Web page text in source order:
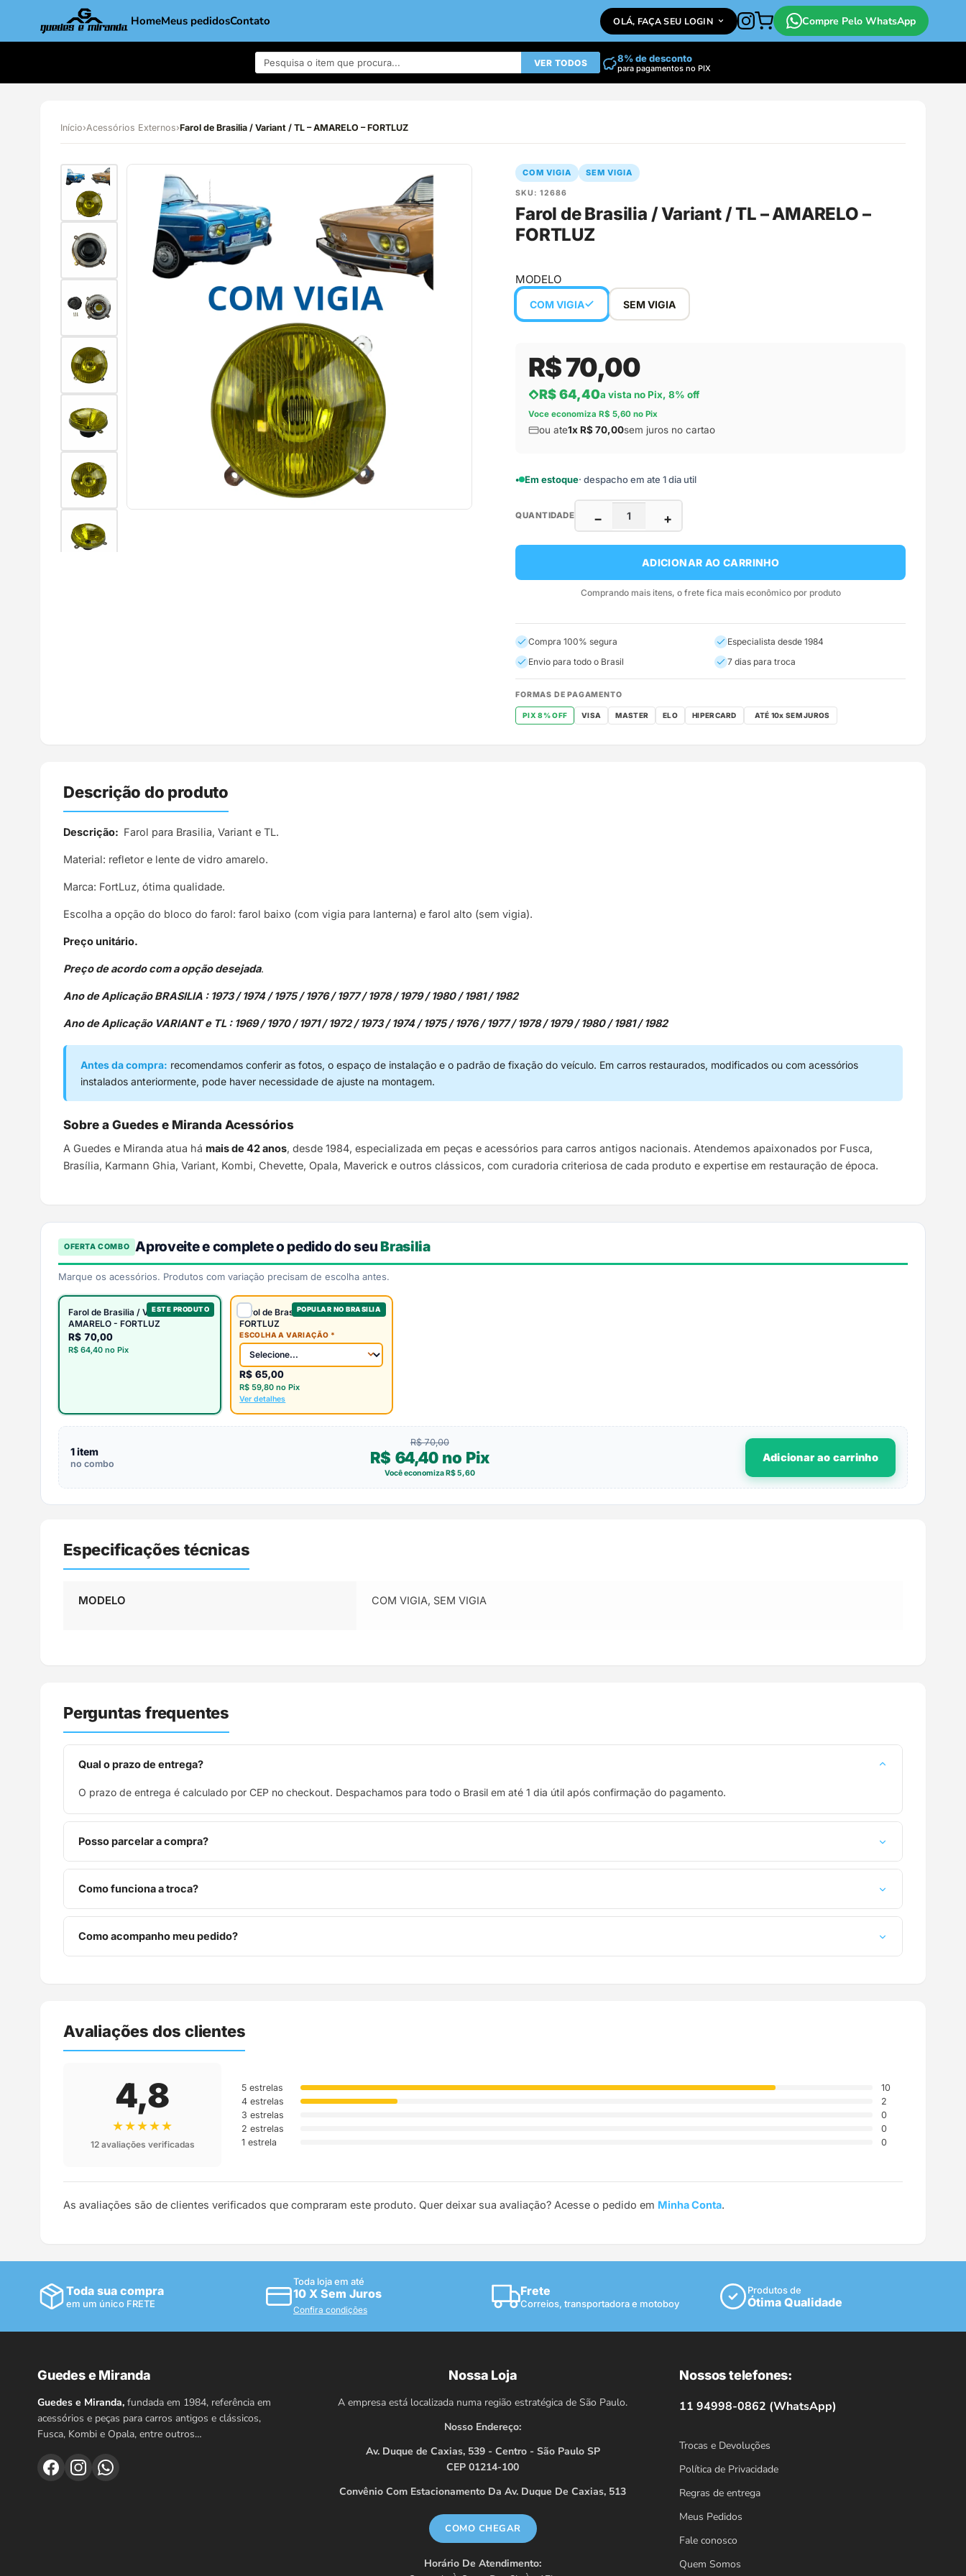
HomeMeus pedidosContato OLÁ, FAÇA SEU LOGIN Compre Pelo WhatsApp
VER TODOS 8% de desconto
para pagamentos no PIX
Início›Acessórios Externos›Farol de Brasilia / Variant / TL – AMARELO – FORTLUZ
COM VIGIA SEM VIGIA
SKU: 12686
Farol de Brasilia / Variant / TL – AMARELO –
FORTLUZ
R$ 70,00
R$ 64,40a vista no Pix, 8% off
Voce economiza R$ 5,60 no Pix
ou ate1x R$ 70,00sem juros no cartao
Em estoque· despacho em ate 1 dia util
MODELO
COM VIGIA SEM VIGIA
QUANTIDADE − +
ADICIONAR AO CARRINHO
Comprando mais itens, o frete fica mais econômico por produto
Compra 100% segura
Especialista desde 1984
Envio para todo o Brasil
7 dias para troca
FORMAS DE PAGAMENTO
PIX 8% OFF VISA MASTER ELO HIPERCARD
Descrição do produto
Descrição: Farol para Brasilia, Variant e TL.
Material: refletor e lente de vidro amarelo.
Marca: FortLuz, ótima qualidade.
Escolha a opção do bloco do farol: farol baixo (com vigia para lanterna) e farol alto (sem vigia).
Preço unitário.
Preço de acordo com a opção desejada.
Ano de Aplicação BRASILIA : 1973 / 1974 / 1975 / 1976 / 1977 / 1978 / 1979 / 1980 / 1981 / 1982
Ano de Aplicação VARIANT e TL : 1969 / 1970 / 1971 / 1972 / 1973 / 1974 / 1975 / 1976 / 1977 / 1978 / 1979 / 1980 / 1981 / 1982
Antes da compra: recomendamos conferir as fotos, o espaço de instalação e o padrão de fixação do veículo. Em carros restaurados, modificados ou com acessórios
instalados anteriormente, pode haver necessidade de ajuste na montagem.
Sobre a Guedes e Miranda Acessórios
A Guedes e Miranda atua há mais de 42 anos, desde 1984, especializada em peças e acessórios para carros antigos nacionais. Atendemos apaixonados por Fusca,
Brasília, Karmann Ghia, Variant, Kombi, Chevette, Opala, Maverick e outros clássicos, com curadoria criteriosa de cada produto e expertise em restauração de época.
OFERTA COMBO Aproveite e complete o pedido do seuBrasilia
Marque os acessórios. Produtos com variação precisam de escolha antes.
ESTE PRODUTO
Farol de Brasilia / Variant / TL -
AMARELO - FORTLUZ
R$70,00
R$64,40no Pix
POPULAR NO BRASILIA
Farol de Brasilia / Variant / TL -
FORTLUZ
ESCOLHA A VARIAÇÃO *
R$ 65,00
R$ 59,80 no Pix
Ver detalhes
1 item
no combo
R$ 70,00
R$ 64,40 no Pix
Você economiza R$ 5,60
Adicionar ao carrinho
Especificações técnicas
MODELO COM VIGIA, SEM VIGIA
Perguntas frequentes
Qual o prazo de entrega?
O prazo de entrega é calculado por CEP no checkout. Despachamos para todo o Brasil em até 1 dia útil após confirmação do pagamento.
Posso parcelar a compra?
Sim, parcelamos em até 10x sem juros no cartão de crédito, ou pague à vista no Pix com 8% de desconto.
Como funciona a troca?
Você tem 7 dias após o recebimento para solicitar troca. Basta entrar em contato pelo WhatsApp ou e-mail.
Como acompanho meu pedido?
Avaliações dos clientes
4,8
★★★★★
12 avaliações verificadas
5 estrelas
10
4 estrelas
2
3 estrelas
0
2 estrelas
0
1 estrela
0
As avaliações são de clientes verificados que compraram este produto. Quer deixar sua avaliação? Acesse o pedido em Minha Conta.
Toda sua compra
em um único FRETE
Toda loja em até
10 X Sem Juros
Confira condições
Frete
Correios, transportadora e motoboy
Produtos de
Ótima Qualidade
Guedes e Miranda
Guedes e Miranda, fundada em 1984, referência em
acessórios e peças para carros antigos e clássicos,
Fusca, Kombi e Opala, entre outros…
Nossa Loja
A empresa está localizada numa região estratégica de São Paulo.
Nosso Endereço:
Av. Duque de Caxias, 539 - Centro - São Paulo SP
CEP 01214-100
Convênio Com Estacionamento Da Av. Duque De Caxias, 513
COMO CHEGAR
Horário De Atendimento:
Nossos telefones:
11 94998-0862 (WhatsApp)
Trocas e Devoluções
Política de Privacidade
Regras de entrega
Meus Pedidos
Fale conosco
Quem Somos